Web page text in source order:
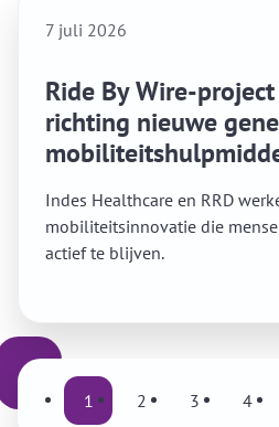
7 juli 2026
Ride By Wire-
richting nieuwe
Indes Healthcare en RRD
mobiliteitsinnovatie die
actief te blijven.
1 2 3 4